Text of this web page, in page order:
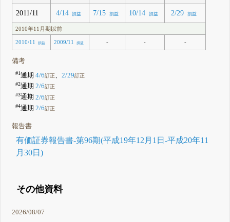
2011/11 4/14 損益 7/15 損益 10/14 損益 2/29 損益
2010年11月期以前
2010/11 損益 2009/11 損益 - - -
備考
#1通期 4/6訂正、 2/29訂正
#2通期 2/6訂正
#3通期 2/6訂正
#4通期 2/6訂正
報告書
有価証券報告書-第96期(平成19年12月1日-平成20年11
月30日)
その他資料
2026/08/07